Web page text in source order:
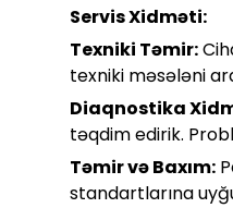
Servis Xidməti:
Texniki Təmir:
texniki məsələni
Diaqnostika
təqdim edirik.
Təmir və Baxım:
standartlarına